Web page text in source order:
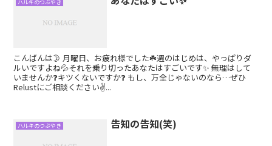
ハルキのつぶやき
こんばんは🌛 月曜日、お疲れ様でした☘️週のはじめは、やっぱりダ
ルいですよね💦それを乗り切ったあなたはすごいです✨ 無理はして
いませんか❓キツくないですか❓ もし、万全じゃないのなら…ぜひ
Relustにご相談ください✌️...
ハルキのつぶやき 告知の告知(笑)